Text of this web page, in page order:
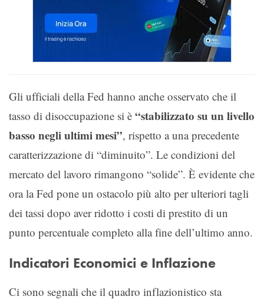
Gli ufficiali della Fed hanno anche osservato che il
tasso di disoccupazione si è “stabilizzato su un livello
basso negli ultimi mesi”, rispetto a una precedente
caratterizzazione di “diminuito”. Le condizioni del
mercato del lavoro rimangono “solide”. È evidente che
ora la Fed pone un ostacolo più alto per ulteriori tagli
dei tassi dopo aver ridotto i costi di prestito di un
punto percentuale completo alla fine dell’ultimo anno.
Indicatori Economici e Inflazione
Ci sono segnali che il quadro inflazionistico sta